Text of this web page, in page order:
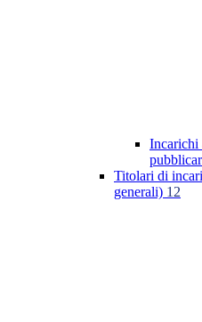
Incarichi
Titolari di
generali) 12